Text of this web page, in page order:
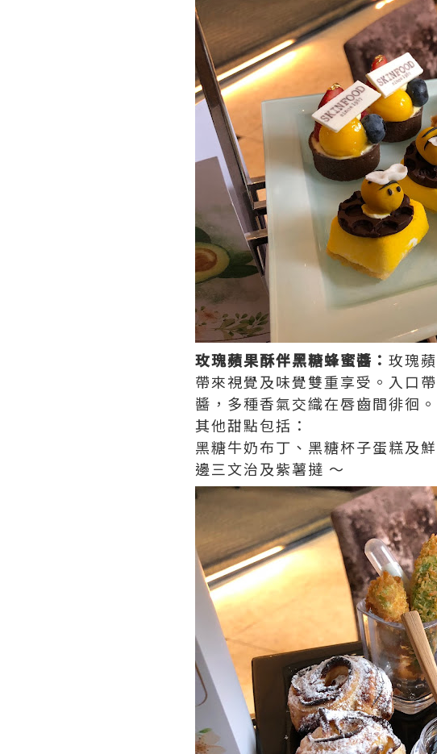
玫瑰蘋果酥伴黑糖蜂蜜醬： 玫瑰
帶來視覺及味覺雙重享受。入口
醬，多種香氣交織在唇齒間徘徊。
其他甜點包括：
黑糖牛奶布丁、黑糖杯子蛋糕及
邊三文治及紫薯撻 ～